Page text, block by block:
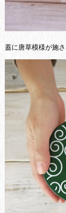
蓋に唐草模様が施